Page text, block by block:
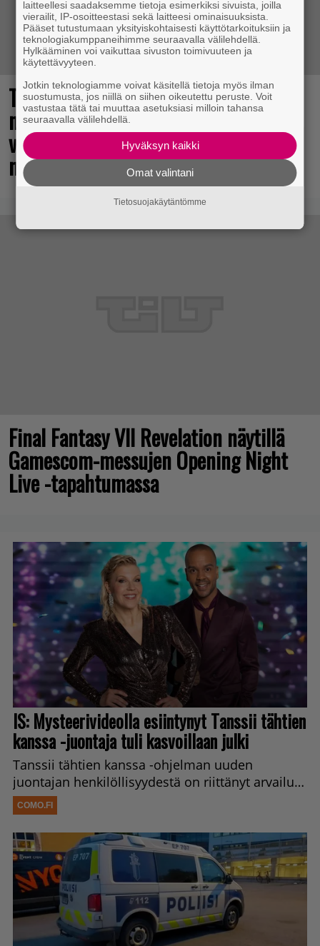
The Legend of Zelda -elokuvan
näyttelijöistä huhuillaan ahkerasti –
vastikään menehtynyt Sam Neill
mukana?
Final Fantasy VII Revelation näytillä
Gamescom-messujen Opening Night
Live -tapahtumassa
laitteellesi saadaksemme tietoja esimerkiksi sivuista, joilla
vierailit, IP-osoitteestasi sekä laitteesi ominaisuuksista.
Pääset tutustumaan yksityiskohtaisesti käyttötarkoituksiin ja
teknologiakumppaneihimme seuraavalla välilehdellä.
Hylkääminen voi vaikuttaa sivuston toimivuuteen ja
käytettävyyteen.
Jotkin teknologiamme voivat käsitellä tietoja myös ilman
suostumusta, jos niillä on siihen oikeutettu peruste. Voit
vastustaa tätä tai muuttaa asetuksiasi milloin tahansa
seuraavalla välilehdellä.
Hyväksyn kaikki
Omat valintani
Tietosuojakäytäntömme